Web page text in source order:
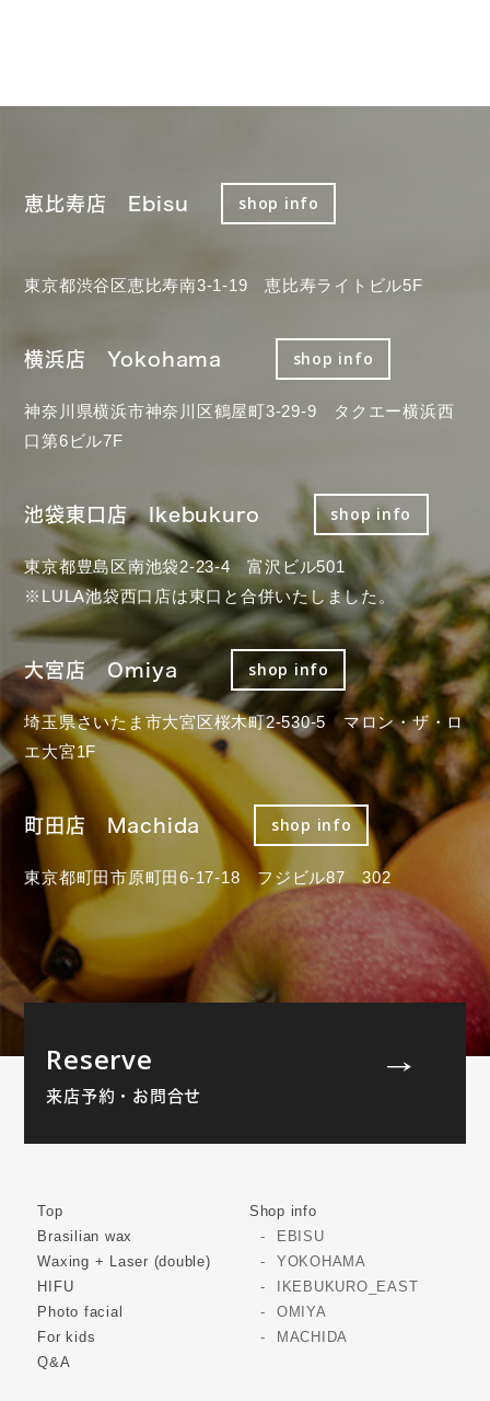
恵比寿店 Ebisu shop info
東京都渋谷区恵比寿南3-1-19 恵比寿ライトビル5F
横浜店 Yokohama shop info
神奈川県横浜市神奈川区鶴屋町3-29-9 タクエー横浜西
口第6ビル7F
池袋東口店 Ikebukuro shop info
東京都豊島区南池袋2-23-4 富沢ビル501
※LULA池袋西口店は東口と合併いたしました。
大宮店 Omiya shop info
埼玉県さいたま市大宮区桜木町2-530-5 マロン・ザ・ロ
エ大宮1F
町田店 Machida shop info
東京都町田市原町田6-17-18 フジビル87 302
Reserve
来店予約・お問合せ
Top
Brasilian wax
Waxing + Laser (double)
HIFU
Photo facial
For kids
Q&A
Shop info
EBISU
YOKOHAMA
IKEBUKURO_EAST
OMIYA
MACHIDA